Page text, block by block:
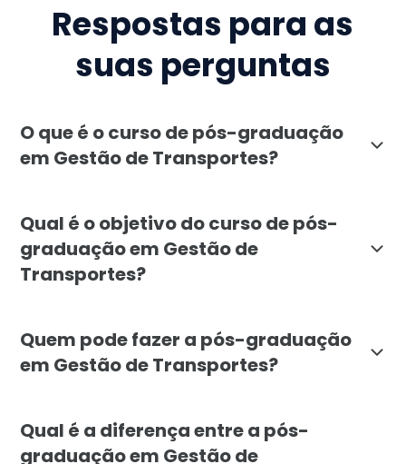
Respostas para as
suas perguntas
O que é o curso de pós-graduação
em Gestão de Transportes?
Qual é o objetivo do curso de pós-
graduação em Gestão de
Transportes?
Quem pode fazer a pós-graduação
em Gestão de Transportes?
Qual é a diferença entre a pós-
graduação em Gestão de